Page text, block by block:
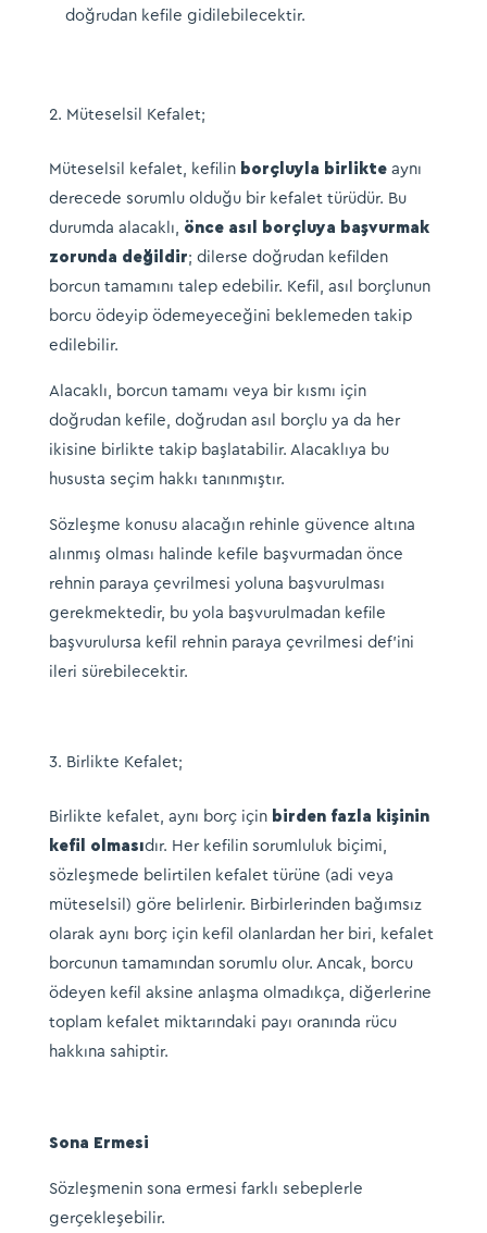
doğrudan kefile gidilebilecektir.
Müteselsil Kefalet;
Müteselsil kefalet, kefilin borçluyla birlikteaynı
derecede sorumlu olduğu bir kefalet türüdür. Bu
durumda alacaklı, önce asıl borçluya başvurmak
zorunda değildir; dilerse doğrudan kefilden
borcun tamamını talep edebilir. Kefil, asıl borçlunun
borcu ödeyip ödemeyeceğini beklemeden takip
edilebilir.
Alacaklı, borcun tamamı veya bir kısmı için
doğrudan kefile, doğrudan asıl borçlu ya da her
ikisine birlikte takip başlatabilir. Alacaklıya bu
hususta seçim hakkı tanınmıştır.
Sözleşme konusu alacağın rehinle güvence altına
alınmış olması halinde kefile başvurmadan önce
rehnin paraya çevrilmesi yoluna başvurulması
gerekmektedir, bu yola başvurulmadan kefile
başvurulursa kefil rehnin paraya çevrilmesi def’ini
ileri sürebilecektir.
Birlikte Kefalet;
Birlikte kefalet, aynı borç için birden fazla kişinin
kefil olmasıdır. Her kefilin sorumluluk biçimi,
sözleşmede belirtilen kefalet türüne (adi veya
müteselsil) göre belirlenir. Birbirlerinden bağımsız
olarak aynı borç için kefil olanlardan her biri, kefalet
borcunun tamamından sorumlu olur. Ancak, borcu
ödeyen kefil aksine anlaşma olmadıkça, diğerlerine
toplam kefalet miktarındaki payı oranında rücu
hakkına sahiptir.
Sona Ermesi
Sözleşmenin sona ermesi farklı sebeplerle
gerçekleşebilir.